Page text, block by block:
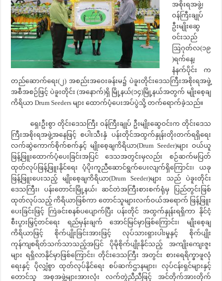
အစိုးရအဖွဲ့၊
ဝန်ကြီးချုပ်
ဦးမျိုးဆွေ
ဝင်းသည်
ဩဂုတ်လ(၁၉
)ရက်နေ့၊
နံနက်ပိုင်း က
တည်ဆောက်ရေး(၂) အစည်းအဝေးခန်းမ၌ ပဲခူးတိုင်းဒေသကြီးအစိုးရအဖွဲ့
အစီအစဉ်ဖြင့် ပဲခူးတိုင်း (အနောက်)ရှိ မြို့နယ်(၁၄)မြို့နယ်အတွက် မျိုးစေ့ချ
ကိရိယာ Drum Seeders များ ထောက်ပံ့ပေးအပ်ပွဲသို့ တက်ရောက်ခဲ့သည်။
ရှေးဦးစွာ တိုင်းဒေသကြီး ဝန်ကြီးချုပ် ဦးမျိုးဆွေဝင်းက တိုင်းဒေသ
ကြီးအစိုးရအဖွဲ့အနေဖြင့် စပါးသီးနှံ ပန်းတိုင်အထွက်နှုန်းတိုးတက်ရရှိရေး
လက်ဆွဲကောက်စိုက်စက်နှင့် မျိုးစေ့ချကိရိယာ(Drum Seeder)များ ဝယ်ယူ
ဖြန့်ဖြူးထောက်ပံ့ပေးခြင်းအပြင် ဒေသအတွင်းမှလည်း စဉ်ဆက်မပြတ်
ထုတ်လုပ်ဖြန့်ဖြူးနိုင်ရေး ပံ့ပိုးကူညီဆောင်ရွက်ပေးလျက်ရှိကြောင်း၊ ယခု
ဖြန့်ဖြူးပေးသည့် မျိုးစေ့ချကိရိယာ(Drum Seeder)များ သည် ပဲခူးတိုင်း
ဒေသကြီး၊ ပန်းတောင်းမြို့နယ်၊ ဆင်တဲအကြီးစားစက်ရုံမှ ပြည်တွင်းဖြစ်
ထုတ်လုပ်သည့် ကိရိယာဖြစ်ကာ တောင်သူများလက်ဝယ်အရောက် ဖြန့်ဖြူး
ပေးခြင်းဖြင့် ကြဲခင်းစနစ်ပပျောက်ပြီး ပန်းတိုင် အထွက်နှုန်းရရှိကာ နိုင်ငံ့
စီးပွားမြှင့်တင်ရေး ရည်မှန်းချက် အောင်မြင်မှာဖြစ်ကြောင်း၊ မျိုးစေ့ချ
ကိရိယာဖြင့် စိုက်ပျိုးခြင်းအားဖြင့် လုပ်သားရှားပါးမှုနှင့် စိုက်ပျိုး
ကုန်ကျစရိတ်သက်သာသည့်အပြင် ပိုမိုစိုက်ပျိုးနိုင်သည့် အကျိုးကျေးဇူး
များ ရရှိလာနိုင်မှာဖြစ်ကြောင်း၊ တိုင်းဒေသကြီး အတွင်း စားရေရိက္ခာဖူလုံ
ရေးနှင့် ပိုလျှံစွာ ထုတ်လုပ်နိုင်ရေး စပ်ဆက်ဌာနများ၊ လုပ်ငန်းရှင်များနှင့်
တောင်သူ အစုအဖွဲ့များအားလုံး လက်တွဲညီညီဖြင့် အင်တိုက်အားတိုက်